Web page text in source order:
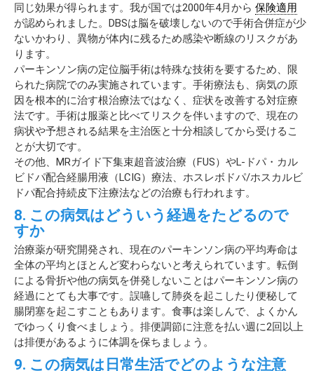
同じ効果が得られます。我が国では2000年4月から 保険適用
が認められました。DBSは脳を破壊しないので手術合併症が少
ないかわり、異物が体内に残るため感染や断線のリスクがあ
ります。
パーキンソン病の定位脳手術は特殊な技術を要するため、限
られた病院でのみ実施されています。手術療法も、病気の原
因を根本的に治す根治療法ではなく、症状を改善する対症療
法です。手術は服薬と比べてリスクを伴いますので、現在の
病状や予想される結果を主治医と十分相談してから受けるこ
とが大切です。
その他、MRガイド下集束超音波治療（FUS）やL-ドパ・カル
ビドパ配合経腸用液（LCIG）療法、ホスレボドパ/ホスカルビ
ドパ配合持続皮下注療法などの治療も行われます。
8. この病気はどういう経過をたどるので
すか
治療薬が研究開発され、現在のパーキンソン病の平均寿命は
全体の平均とほとんど変わらないと考えられています。転倒
による骨折や他の病気を併発しないことはパーキンソン病の
経過にとても大事です。誤嚥して肺炎を起こしたり便秘して
腸閉塞を起こすこともあります。食事は楽しんで、よくかん
でゆっくり食べましょう。排便調節に注意を払い週に2回以上
は排便があるように体調を保ちましょう。
9. この病気は日常生活でどのような注意